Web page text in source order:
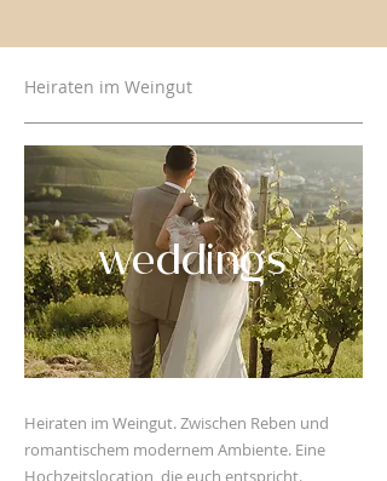
Heiraten im Weingut
weddings
Heiraten im Weingut. Zwischen Reben und
romantischem modernem Ambiente. Eine
Hochzeitslocation, die euch entspricht.